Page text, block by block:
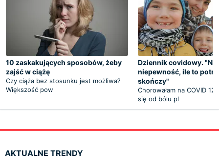
10 zaskakujących sposobów, żeby
zajść w ciążę
Czy ciąża bez stosunku jest możliwa?
Większość pow
Dziennik covidowy.
niepewność, ile to
skończy"
Chorowałam na COVID 12
się od bólu pl
AKTUALNE TRENDY